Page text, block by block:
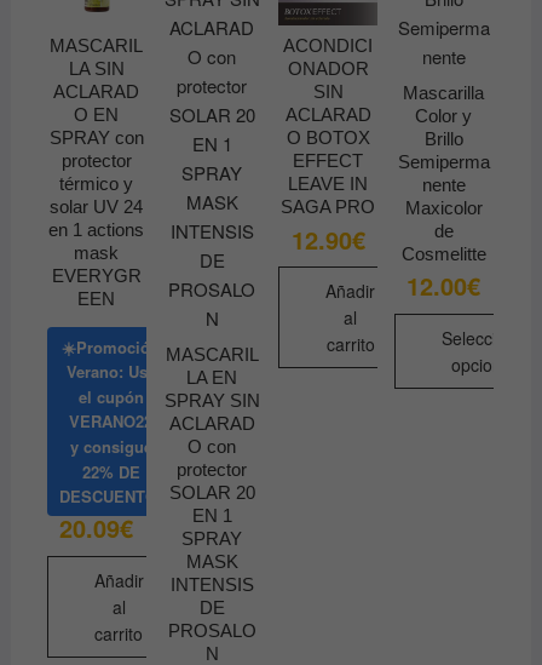
MASCARIL
LA SIN
ACLARAD
O EN
SPRAY con
protector
térmico y
solar UV 24
en 1 actions
mask
EVERYGR
EEN
☀️Promoción
Verano: Usa
el cupón
VERANO22
y consigue
22% DE
DESCUENTO
20.09€
Añadir
al
carrito
MASCARIL
LA EN
SPRAY SIN
ACLARAD
O con
protector
SOLAR 20
EN 1
SPRAY
MASK
INTENSIS
DE
PROSALO
N
ACONDICI
ONADOR
SIN
ACLARAD
O BOTOX
EFFECT
LEAVE IN
SAGA PRO
12.90€
Añadir
al
carrito
Mascarilla
Color y
Brillo
Semiperma
nente
Maxicolor
de
Cosmelitte
12.00€
Seleccionar
opciones